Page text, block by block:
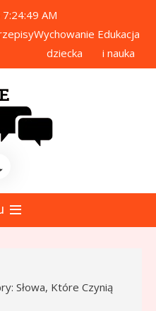
7:24:50 AM
Wychowanie
dziecka
Edukacja
i nauka
Słowa, Które Czynią